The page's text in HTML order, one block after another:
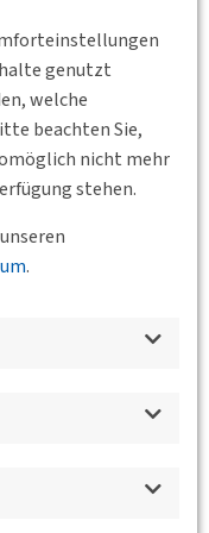
genutzt
welche
beachten Sie,
nicht mehr
stehen.
.
Weiterlesen
Nürnberg
KB, Raum
Weiterlesen